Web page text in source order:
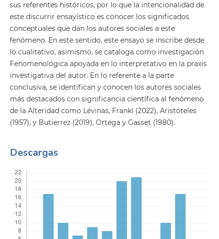
sus referentes históricos, por lo que la intencionalidad de
este discurrir ensayístico es conocer los significados
conceptuales que dan los autores sociales a este
fenómeno. En este sentido, este ensayo se inscribe desde
lo cualitativo, asimismo, se cataloga como investigación
Fenomenológica apoyada en lo interpretativo en la praxis
investigativa del autor. En lo referente a la parte
conclusiva, se identifican y conocen los autores sociales
más destacados con significancia científica al fenómeno
de la Alteridad como Lévinas, Frankl (2022), Aristóteles
(1957), y Butierrez (2019), Ortega y Gasset (1980).
Descargas